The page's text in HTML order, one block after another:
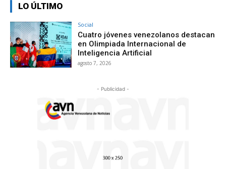
LO ÚLTIMO
Social
Cuatro jóvenes venezolanos destacan
en Olimpiada Internacional de
Inteligencia Artificial
agosto 7, 2026
- Publicidad -